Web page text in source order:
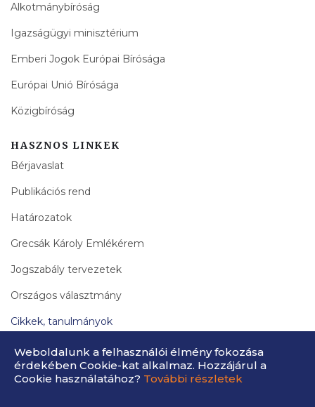
Alkotmánybíróság
Igazságügyi minisztérium
Emberi Jogok Európai Bírósága
Európai Unió Bírósága
Közigbíróság
HASZNOS LINKEK
Bérjavaslat
Publikációs rend
Határozatok
Grecsák Károly Emlékérem
Jogszabály tervezetek
Országos választmány
Cikkek, tanulmányok
Bírák Lapja Archívum
Weboldalunk a felhasználói élmény fokozása
érdekében Cookie-kat alkalmaz. Hozzájárul a
Cookie használatához? További részletek